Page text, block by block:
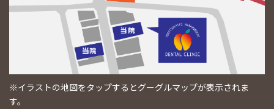
※イラストの地図をタップするとグーグルマップが表示されま
す。